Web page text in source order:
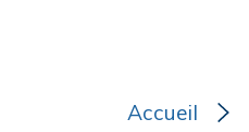
Accueil